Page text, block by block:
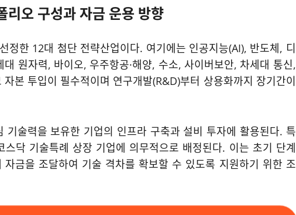
리오 구성과 자금 운용 방향
정한 12대 첨단 전략산업이다. 여기에는 인공지능(AI), 반도체, 디
원자력, 바이오, 우주항공·해양, 수소, 사이버보안, 차세대 통신,
본 투입이 필수적이며 연구개발(R&D)부터 상용화까지 장기간이
술력을 보유한 기업의 인프라 구축과 설비 투자에 활용된다. 특
닥 기술특례 상장 기업에 의무적으로 배정된다. 이는 초기 단계
금을 조달하여 기술 격차를 확보할 수 있도록 지원하기 위한 조